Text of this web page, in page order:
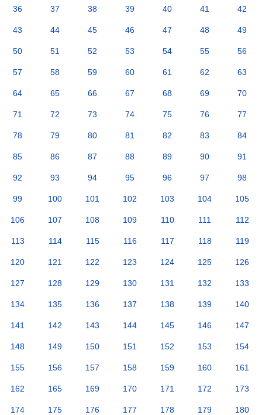
36 37 38 39 40 41 42
43 44 45 46 47 48 49
50 51 52 53 54 55 56
57 58 59 60 61 62 63
64 65 66 67 68 69 70
71 72 73 74 75 76 77
78 79 80 81 82 83 84
85 86 87 88 89 90 91
92 93 94 95 96 97 98
99 100 101 102 103 104 105
106 107 108 109 110 111 112
113 114 115 116 117 118 119
120 121 122 123 124 125 126
127 128 129 130 131 132 133
134 135 136 137 138 139 140
141 142 143 144 145 146 147
148 149 150 151 152 153 154
155 156 157 158 159 160 161
162 165 169 170 171 172 173
174 175 176 177 178 179 180